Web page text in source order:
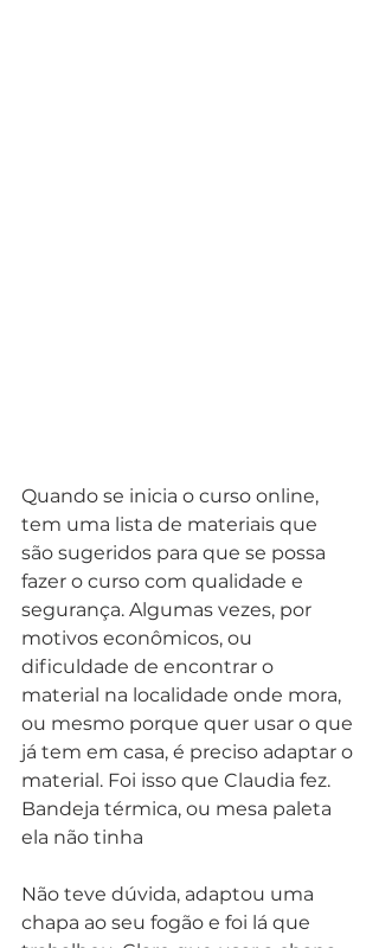
Quando se inicia o curso online,
tem uma lista de materiais que
são sugeridos para que se possa
fazer o curso com qualidade e
segurança. Algumas vezes, por
motivos econômicos, ou
dificuldade de encontrar o
material na localidade onde mora,
ou mesmo porque quer usar o que
já tem em casa, é preciso adaptar o
material. Foi isso que Claudia fez.
Bandeja térmica, ou mesa paleta
ela não tinha
Não teve dúvida, adaptou uma
chapa ao seu fogão e foi lá que